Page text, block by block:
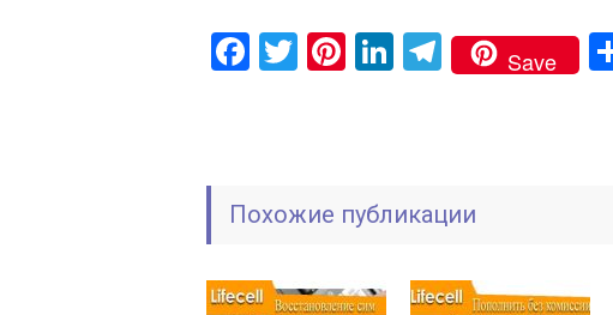
Facebook
Twitter
Pinterest
LinkedIn
Telegram
Save
Похожие публикации